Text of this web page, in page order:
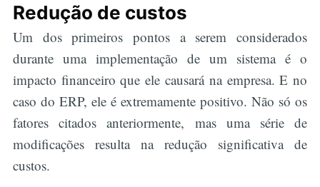
Redução de custos
Um dos primeiros pontos a serem considerados
durante uma implementação de um sistema é o
impacto financeiro que ele causará na empresa. E no
caso do ERP, ele é extremamente positivo. Não só os
fatores citados anteriormente, mas uma série de
modificações resulta na redução significativa de
custos.